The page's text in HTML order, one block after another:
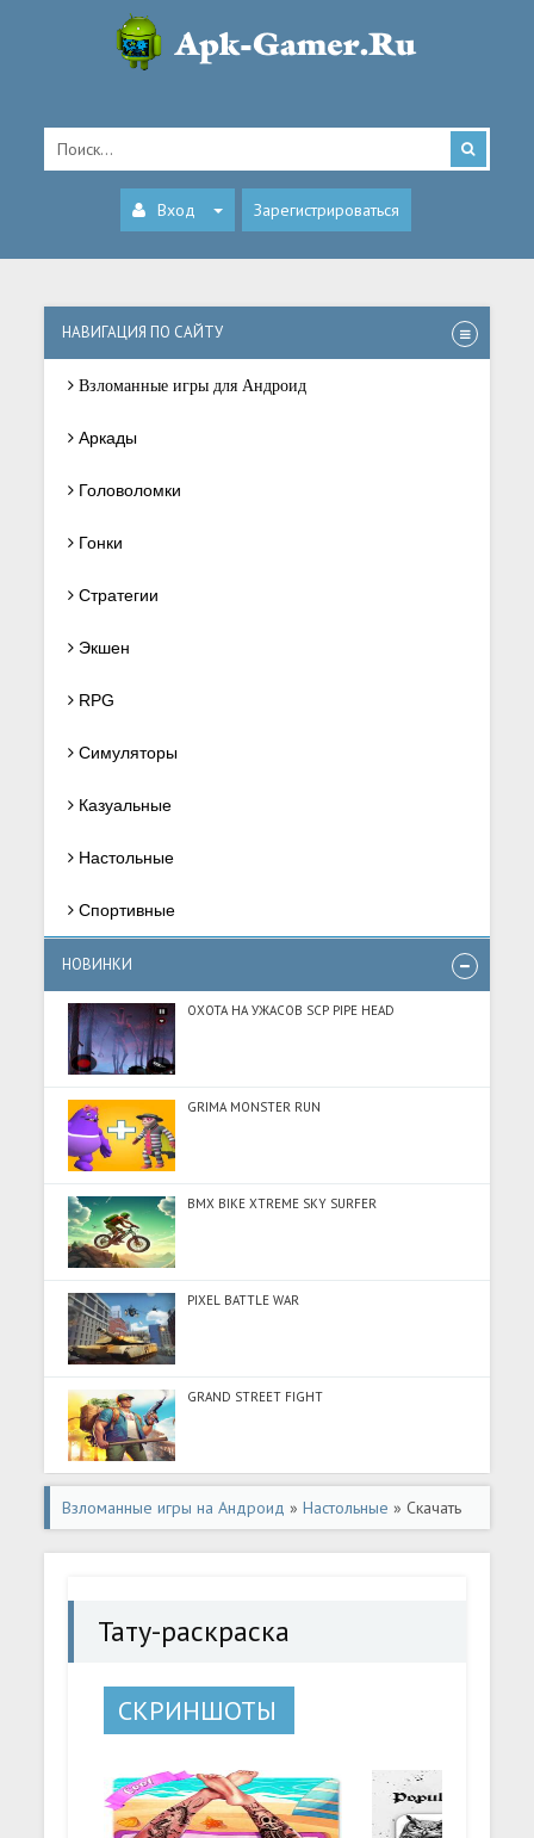
Вход Зарегистрироваться
НАВИГАЦИЯ ПО САЙТУ
Взломанные игры для Андроид
Аркады
Головоломки
Гонки
Стратегии
Экшен
RPG
Симуляторы
Казуальные
Настольные
Спортивные
НОВИНКИ
ОХОТА НА УЖАСОВ SCP PIPE HEAD
GRIMA MONSTER RUN
BMX BIKE XTREME SKY SURFER
PIXEL BATTLE WAR
GRAND STREET FIGHT
Взломанные игры на Андроид »Настольные » Скачать
Тату-раскраска (Много денег) на Андроид
Тату-раскраска
СКРИНШОТЫ